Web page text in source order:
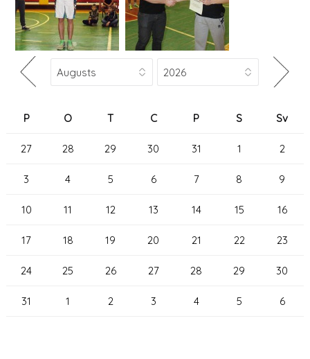
P O T C P S Sv
27 28 29 30 31 1 2
3 4 5 6 7 8 9
10 11 12 13 14 15 16
17 18 19 20 21 22 23
24 25 26 27 28 29 30
31 1 2 3 4 5 6